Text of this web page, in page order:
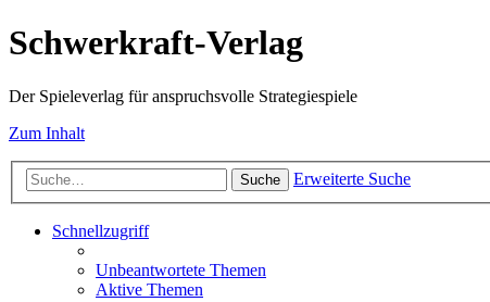
Schwerkraft-Verlag
Der Spieleverlag für anspruchsvolle Strategiespiele
Zum Inhalt
Suche Erweiterte Suche
Schnellzugriff
Unbeantwortete Themen
Aktive Themen